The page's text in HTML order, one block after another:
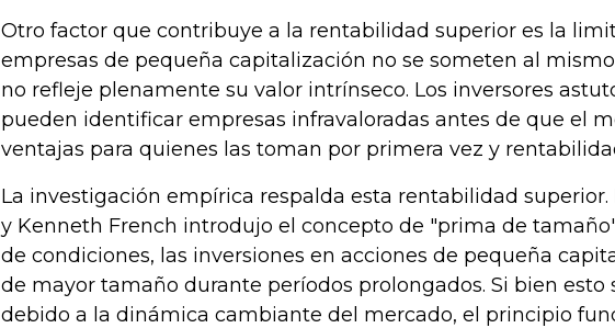
Otro factor que contribuye a la rentabilidad superior es la
empresas de pequeña capitalización no se someten al
no refleje plenamente su valor intrínseco. Los inversores
pueden identificar empresas infravaloradas antes de que el
ventajas para quienes las toman por primera vez y
La investigación empírica respalda esta rentabilidad
y Kenneth French introdujo el concepto de "prima de
de condiciones, las inversiones en acciones de pequeña
de mayor tamaño durante períodos prolongados. Si bien
debido a la dinámica cambiante del mercado, el principio